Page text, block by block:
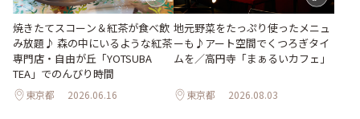
焼きたてスコーン＆紅茶が食べ飲
み放題♪ 森の中にいるような紅茶
専門店・自由が丘「YOTSUBA
TEA」でのんびり時間
東京都 2026.06.16
地元野菜をたっぷり使ったメニュ
ーも♪アート空間でくつろぎタイ
ムを／高円寺「まぁるいカフェ」
東京都 2026.08.03